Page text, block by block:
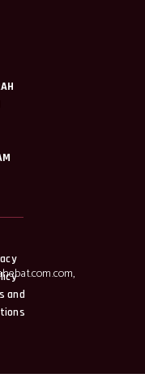
and